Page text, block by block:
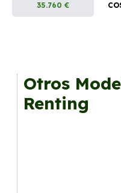
35.760 €
Otros
Renting